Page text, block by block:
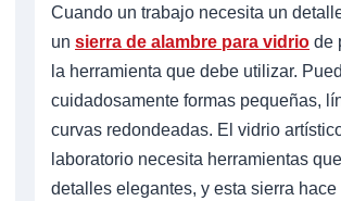
Cuando un trabajo necesita un
un sierra de alambre para vidrio de
la herramienta que debe utilizar.
cuidadosamente formas pequeñas,
curvas redondeadas. El vidrio
laboratorio necesita herramientas
detalles elegantes, y esta sierra hace